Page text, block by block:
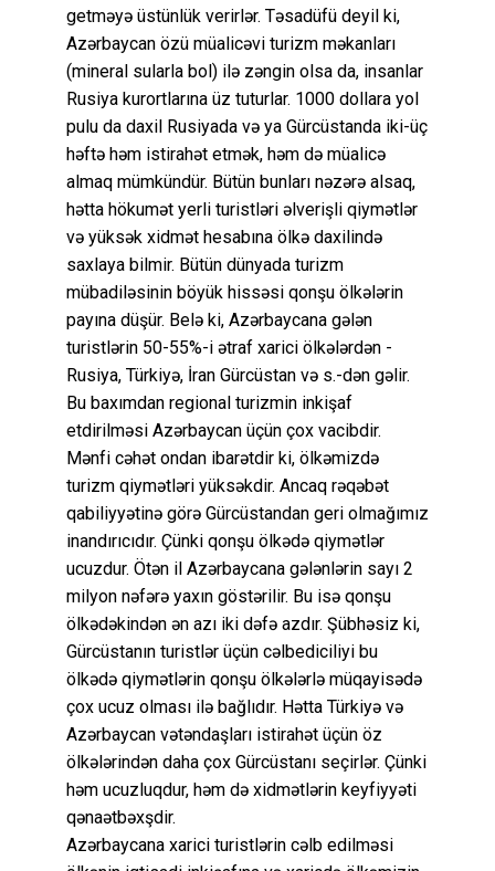
getməyə üstünlük verirlər. Təsadüfü deyil ki,
Azərbaycan özü müalicəvi turizm məkanları
(mineral sularla bol) ilə zəngin olsa da, insanlar
Rusiya kurortlarına üz tuturlar. 1000 dollara yol
pulu da daxil Rusiyada və ya Gürcüstanda iki-üç
həftə həm istirahət etmək, həm də müalicə
almaq mümkündür. Bütün bunları nəzərə alsaq,
hətta hökumət yerli turistləri əlverişli qiymətlər
və yüksək xidmət hesabına ölkə daxilində
saxlaya bilmir. Bütün dünyada turizm
mübadiləsinin böyük hissəsi qonşu ölkələrin
payına düşür. Belə ki, Azərbaycana gələn
turistlərin 50-55%-i ətraf xarici ölkələrdən -
Rusiya, Türkiyə, İran Gürcüstan və s.-dən gəlir.
Bu baxımdan regional turizmin inkişaf
etdirilməsi Azərbaycan üçün çox vacibdir.
Mənfi cəhət ondan ibarətdir ki, ölkəmizdə
turizm qiymətləri yüksəkdir. Ancaq rəqəbət
qabiliyyətinə görə Gürcüstandan geri olmağımız
inandırıcıdır. Çünki qonşu ölkədə qiymətlər
ucuzdur. Ötən il Azərbaycana gələnlərin sayı 2
milyon nəfərə yaxın göstərilir. Bu isə qonşu
ölkədəkindən ən azı iki dəfə azdır. Şübhəsiz ki,
Gürcüstanın turistlər üçün cəlbediciliyi bu
ölkədə qiymətlərin qonşu ölkələrlə müqayisədə
çox ucuz olması ilə bağlıdır. Hətta Türkiyə və
Azərbaycan vətəndaşları istirahət üçün öz
ölkələrindən daha çox Gürcüstanı seçirlər. Çünki
həm ucuzluqdur, həm də xidmətlərin keyfiyyəti
qənaətbəxşdir.
Azərbaycana xarici turistlərin cəlb edilməsi